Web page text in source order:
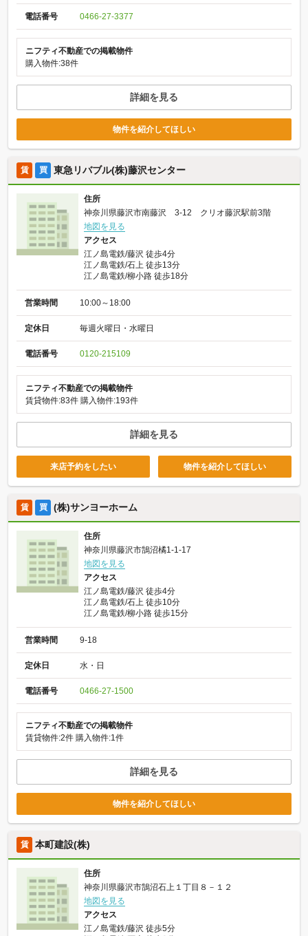
電話番号 0466-27-3377
ニフティ不動産での掲載物件
購入物件:38件
詳細を見る
物件を紹介してほしい
賃 買 東急リバブル(株)藤沢センター
住所
神奈川県藤沢市南藤沢 3-12 クリオ藤沢駅前3階
地図を見る
アクセス
江ノ島電鉄/藤沢 徒歩4分
江ノ島電鉄/石上 徒歩13分
江ノ島電鉄/柳小路 徒歩18分
営業時間 10:00～18:00
定休日 毎週火曜日・水曜日
電話番号 0120-215109
ニフティ不動産での掲載物件
賃貸物件:83件 購入物件:193件
詳細を見る
来店予約をしたい 物件を紹介してほしい
賃 買 (株)サンヨーホーム
住所
神奈川県藤沢市鵠沼橘1-1-17
地図を見る
アクセス
江ノ島電鉄/藤沢 徒歩4分
江ノ島電鉄/石上 徒歩10分
江ノ島電鉄/柳小路 徒歩15分
営業時間 9-18
定休日 水・日
電話番号 0466-27-1500
ニフティ不動産での掲載物件
賃貸物件:2件 購入物件:1件
詳細を見る
物件を紹介してほしい
賃 本町建設(株)
住所
神奈川県藤沢市鵠沼石上１丁目８－１２
地図を見る
アクセス
江ノ島電鉄/藤沢 徒歩5分